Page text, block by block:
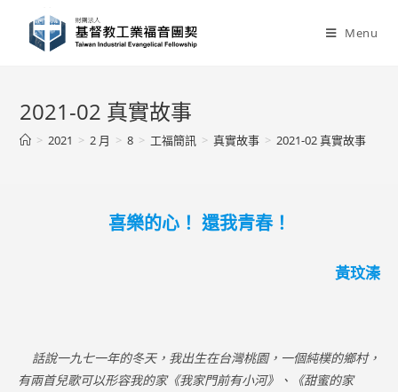
content
Menu
2021-02 真實故事
> 2021 > 2 月 > 8 > 工福簡訊 > 真實故事 > 2021-02 真實故事
喜樂的心！ 還我青春！
黃玟溱
話說一九七一年的冬天，我出生在台灣桃園，一個純樸的鄉村，
有兩首兒歌可以形容我的家《我家門前有小河》、《甜蜜的家